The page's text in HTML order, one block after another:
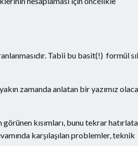
Tabii bu basit(!) formül
zamanda anlatan bir yazımız
kısımları, bunu tekrar
karşılaşılan problemler, teknik